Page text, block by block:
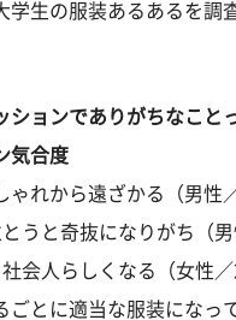
学生の服装あるあるを調
ションでありがちなこと
気合度
ゃれから遠ざかる（男性
とうと奇抜になりがち（
会人らしくなる（女性
ごとに適当な服装になっ